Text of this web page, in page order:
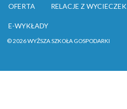
OFERTA RELACJE Z WYCIECZEK
E-WYKŁADY
© 2026 WYŻSZA SZKOŁA GOSPODARKI